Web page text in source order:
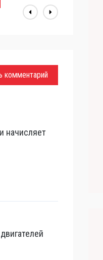
комментарий
начисляет